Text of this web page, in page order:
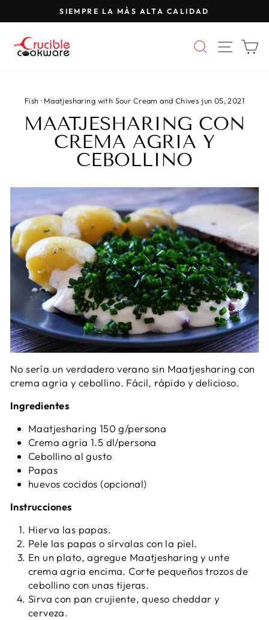
al
contenido
Pausar
SIEMPRE LA MÁS ALTA CALIDAD
BUSCAR
Fish · Maatjesharing with Sour Cream and Chives ·jun 05, 2021
MAATJESHARING CON
CREMA AGRIA Y
CEBOLLINO
No sería un verdadero verano sin Maatjesharing con
crema agria y cebollino. Fácil, rápido y delicioso.
Ingredientes
Maatjesharing 150 g/persona
Crema agria 1.5 dl/persona
Cebollino al gusto
Papas
huevos cocidos (opcional)
Instrucciones
Hierva las papas.
Pele las papas o sírvalas con la piel.
En un plato, agregue Maatjesharing y unte
crema agria encima. Corte pequeños trozos de
cebollino con unas tijeras.
Sirva con pan crujiente, queso cheddar y
cerveza.